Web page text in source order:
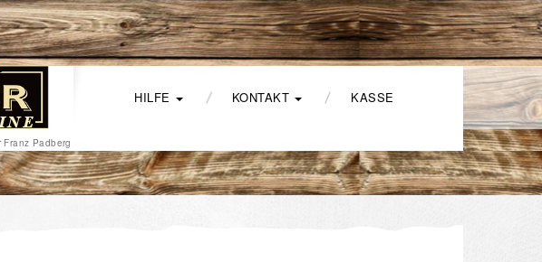
HILFE KONTAKT KASSE
Padberg